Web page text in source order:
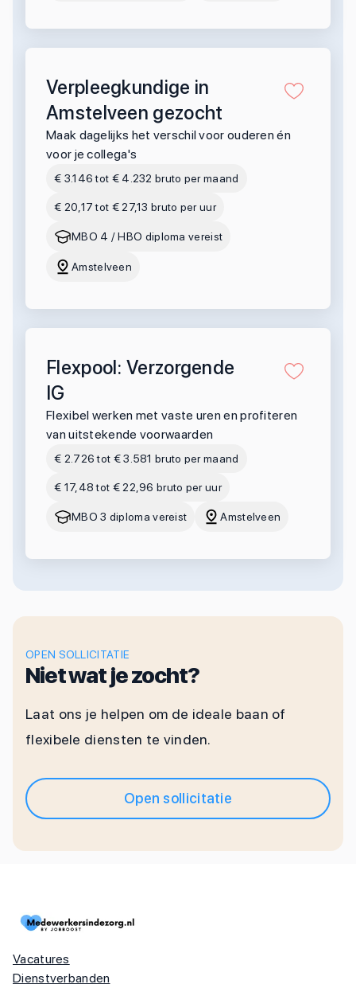
Verpleegkundige in
Amstelveen gezocht
Maak dagelijks het verschil voor ouderen én
voor je collega's
€ 3.146 tot € 4.232 bruto per maand
€ 20,17 tot € 27,13 bruto per uur
MBO 4 / HBO diploma vereist
Amstelveen
Flexpool: Verzorgende
IG
Flexibel werken met vaste uren en profiteren
van uitstekende voorwaarden
€ 2.726 tot € 3.581 bruto per maand
€ 17,48 tot € 22,96 bruto per uur
MBO 3 diploma vereist Amstelveen
OPEN SOLLICITATIE
Niet wat je zocht?
Laat ons je helpen om de ideale baan of
flexibele diensten te vinden.
Open sollicitatie
Vacatures
Dienstverbanden